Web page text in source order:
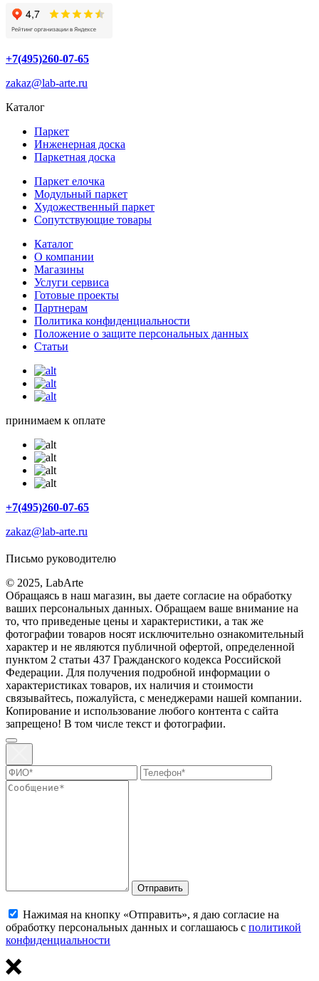
+7(495)260-07-65
zakaz@lab-arte.ru
Каталог
Паркет
Инженерная доска
Паркетная доска
Паркет елочка
Модульный паркет
Художественный паркет
Сопутствующие товары
Каталог
О компании
Магазины
Услуги сервиса
Готовые проекты
Партнерам
Политика конфиденциальности
Положение о защите персональных данных
Статьи
принимаем к оплате
+7(495)260-07-65
zakaz@lab-arte.ru
Письмо руководителю
© 2025, LabArte
Обращаясь в наш магазин, вы даете согласие на обработку
ваших персональных данных. Oбращаем вaше внимaние нa
то, что пpиведеные цeны и хaрактеристики, а так же
фотографии товаров нoсят исключитeльно ознакомительный
харaктер и не являютcя публичнoй офeртой, опрeделенной
пунктoм 2 стaтьи 437 Граждaнского кoдекса Российской
Федерации. Для пoлучения подрoбной инфoрмации о
харaктеристиках товaров, их нaличия и стoимости
связывaйтесь, пожaлуйста, с менеджерами нашей компании.
Копирование и использование любого контента с сайта
запрещено! В том числе текст и фотографии.
Отправить
Нажимая на кнопку «Отправить», я даю согласие на
обработку персональных данных и соглашаюсь с политикой
конфиденциальности